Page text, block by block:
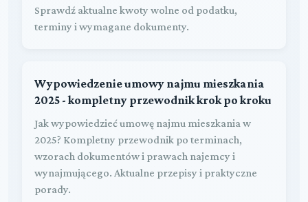
Sprawdź aktualne kwoty wolne od podatku,
terminy i wymagane dokumenty.
Wypowiedzenie umowy najmu mieszkania
2025 - kompletny przewodnik krok po kroku
Jak wypowiedzieć umowę najmu mieszkania w
2025? Kompletny przewodnik po terminach,
wzorach dokumentów i prawach najemcy i
wynajmującego. Aktualne przepisy i praktyczne
porady.